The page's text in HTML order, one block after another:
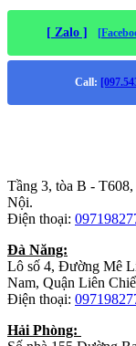
[ Zalo ]
Call:
Tầng 3, tòa B -
Nội.
Điện thoại:
Đà Năng:
Lô số 4, Đường Mê
Nam, Quận Liên
Điện thoại:
Hải Phòng: